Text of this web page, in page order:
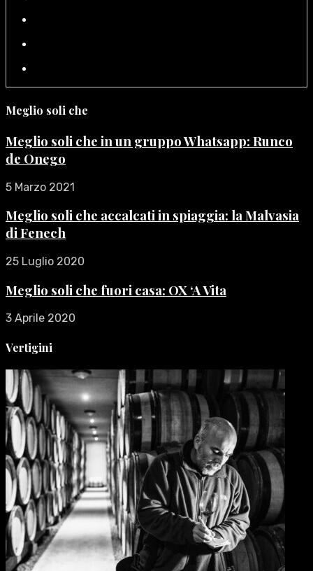
Meglio soli che
Meglio soli che in un gruppo Whatsapp: Runco
de Onego
5 Marzo 2021
Meglio soli che accalcati in spiaggia: la Malvasia
di Fenech
25 Luglio 2020
Meglio soli che fuori casa: OX ‘A Vita
3 Aprile 2020
Vertigini